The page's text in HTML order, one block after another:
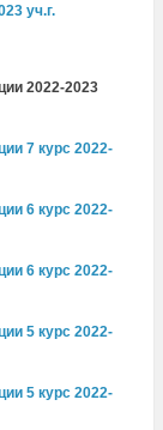
уч.г.
2022-2023
7 курс 2022-
6 курс 2022-
6 курс 2022-
5 курс 2022-
5 курс 2022-